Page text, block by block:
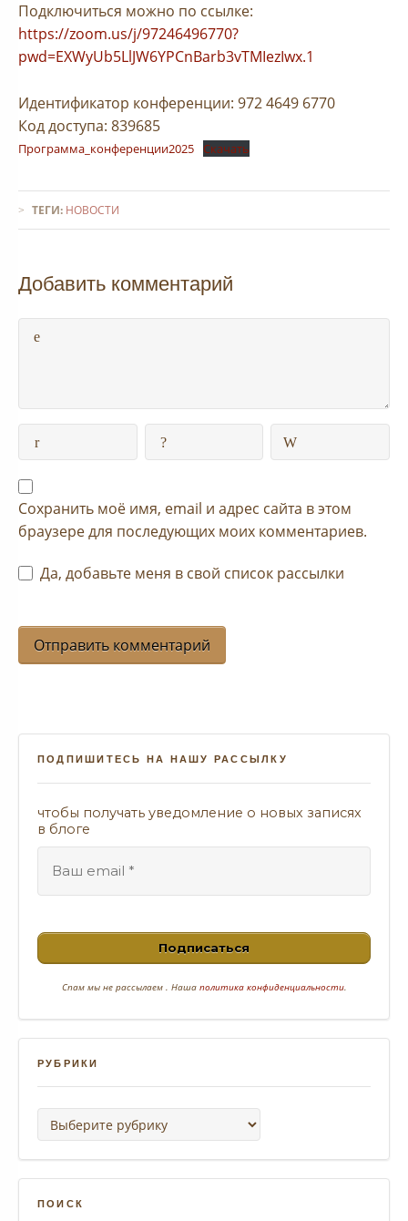
Подключиться можно по ссылке:
https://zoom.us/j/97246496770?
pwd=EXWyUb5LlJW6YPCnBarb3vTMIezIwx.1
Идентификатор конференции: 972 4649 6770
Код доступа: 839685
Программа_конференции2025 Скачать
ТЕГИ: НОВОСТИ
Добавить комментарий
Сохранить моё имя, email и адрес сайта в этом
браузере для последующих моих комментариев.
Да, добавьте меня в свой список рассылки
ПОДПИШИТЕСЬ НА НАШУ РАССЫЛКУ
чтобы получать уведомление о новых записях
в блоге
Спам мы не рассылаем . Наша политика конфиденциальности.
РУБРИКИ
Рубрики
ПОИСК